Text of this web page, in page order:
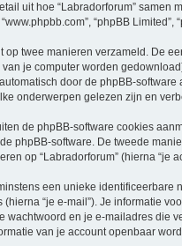
uit hoe “Labradorforum” samen
“www.phpbb.com”, “phpBB
op twee manieren verzameld. De
je computer worden
door de phpBB-
onderwerpen gelezen zijn en
de phpBB-software cookies
phpBB-software. De tweede
op “Labradorforum” (hierna
een unieke identificeerbare
“je e-mail”). Je informatie
wachtwoord en je e-mailadres die
van je account openbaar